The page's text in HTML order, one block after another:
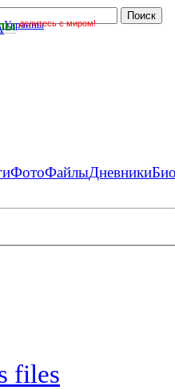
делитесь с миром!
Украины
ФотоФайлыДневники
files